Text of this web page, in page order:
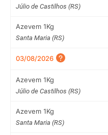
Júlio de Castilhos (RS)
Azevem 1Kg
Santa Maria (RS)
03/08/2026
Azevem 1Kg
Júlio de Castilhos (RS)
Azevem 1Kg
Santa Maria (RS)